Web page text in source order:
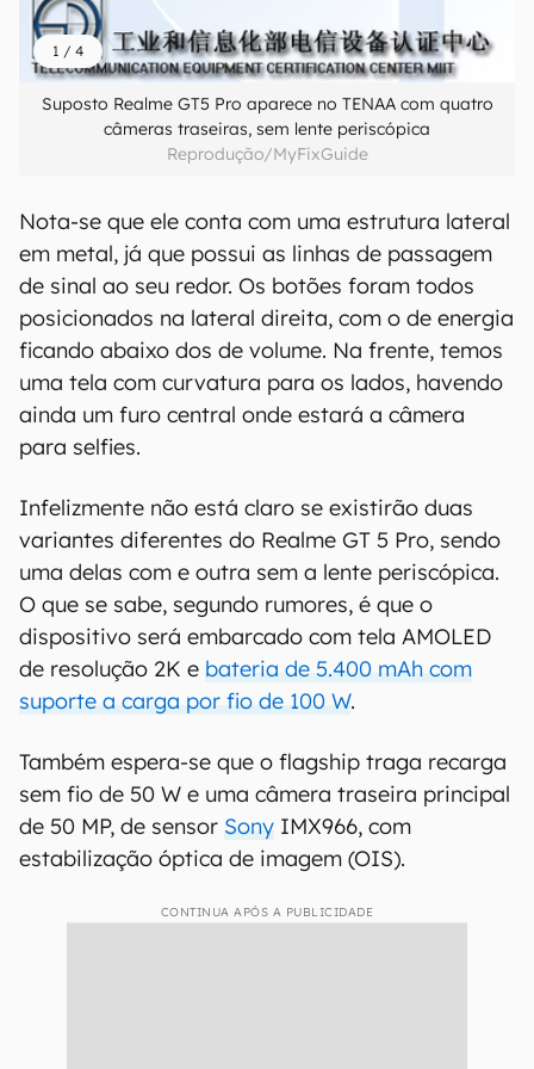
1 / 4
Suposto Realme GT5 Pro aparece no TENAA com quatro
câmeras traseiras, sem lente periscópica
Reprodução/MyFixGuide
Nota-se que ele conta com uma estrutura lateral
em metal, já que possui as linhas de passagem
de sinal ao seu redor. Os botões foram todos
posicionados na lateral direita, com o de energia
ficando abaixo dos de volume. Na frente, temos
uma tela com curvatura para os lados, havendo
ainda um furo central onde estará a câmera
para selfies.
Infelizmente não está claro se existirão duas
variantes diferentes do Realme GT 5 Pro, sendo
uma delas com e outra sem a lente periscópica.
O que se sabe, segundo rumores, é que o
dispositivo será embarcado com tela AMOLED
de resolução 2K e bateria de 5.400 mAh com
suporte a carga por fio de 100 W.
Também espera-se que o flagship traga recarga
sem fio de 50 W e uma câmera traseira principal
de 50 MP, de sensor Sony IMX966, com
estabilização óptica de imagem (OIS).
CONTINUA APÓS A PUBLICIDADE